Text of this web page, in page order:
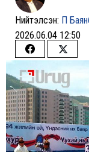
Нийтэлсэн: П
2026.06.04 12:50
Share
on
Facebook
Share
on